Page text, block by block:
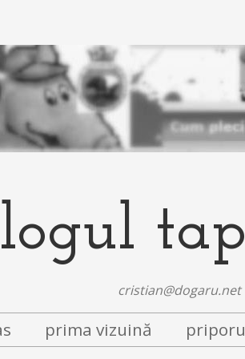
cristian@dogaru.net
prima vizuină